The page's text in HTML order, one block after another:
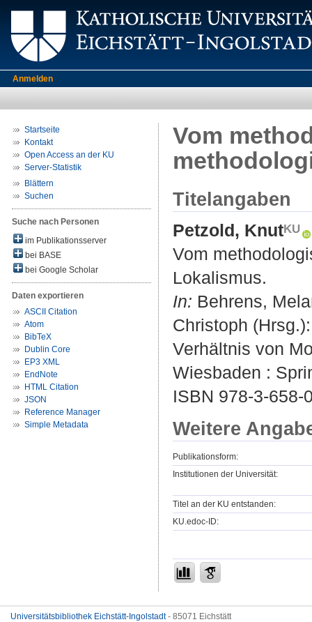
Anmelden
Startseite
Kontakt
Open Access an der KU
Server-Statistik
Blättern
Suchen
Suche nach Personen
im Publikationsserver
bei BASE
bei Google Scholar
Daten exportieren
ASCII Citation
Atom
BibTeX
Dublin Core
EP3 XML
EndNote
HTML Citation
JSON
Reference Manager
Simple Metadata
Vom
Titelangaben
Petzold, Knut
Vom
Lokalismus.
In: Behrens,
Christoph
Verhältnis von
Wiesbaden :
ISBN 978-3-658-
Weitere
Publikationsform:
Institutionen der Universität:
Titel an der KU entstanden:
KU.edoc-ID:
Universitätsbibliothek Eichstätt-Ingolstadt- 85071 Eichstätt